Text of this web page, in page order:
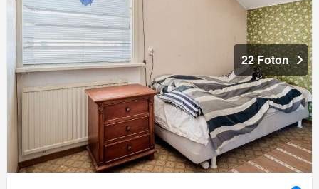
22 Foton